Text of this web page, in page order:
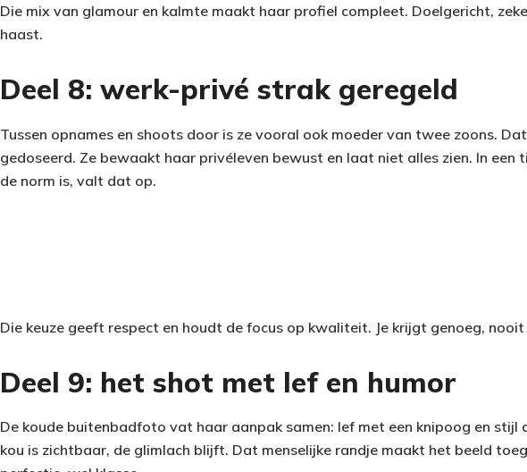
Die mix van glamour en kalmte maakt haar profiel compleet. Doelgericht,
haast.
Deel 8: werk-privé strak geregeld
Tussen opnames en shoots door is ze vooral ook moeder van twee zoons.
gedoseerd. Ze bewaakt haar privéleven bewust en laat niet alles zien. In een
de norm is, valt dat op.
Die keuze geeft respect en houdt de focus op kwaliteit. Je krijgt genoeg, nooit
Deel 9: het shot met lef en humor
De koude buitenbadfoto vat haar aanpak samen: lef met een knipoog en stijl
kou is zichtbaar, de glimlach blijft. Dat menselijke randje maakt het beeld